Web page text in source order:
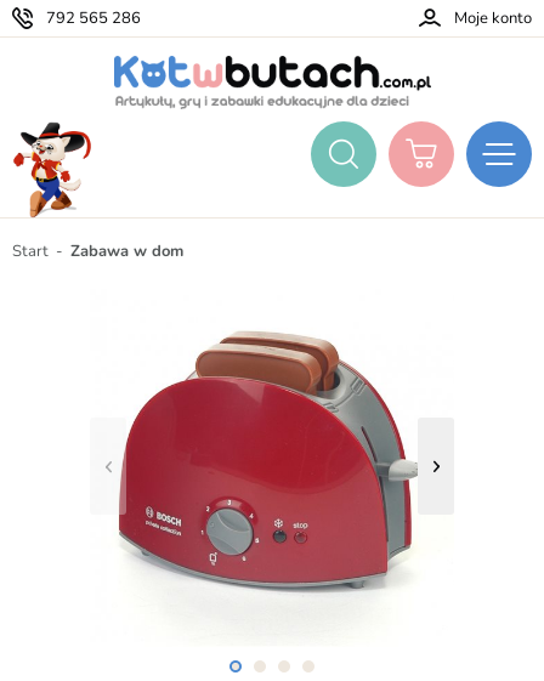
792 565 286 Moje konto
Start Zabawa w dom